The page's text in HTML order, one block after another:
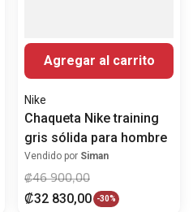
Agregar al carrito
Nike
Chaqueta Nike training
gris sólida para hombre
Vendido por Siman
₡46 900,00
₡32 830,00 -30%